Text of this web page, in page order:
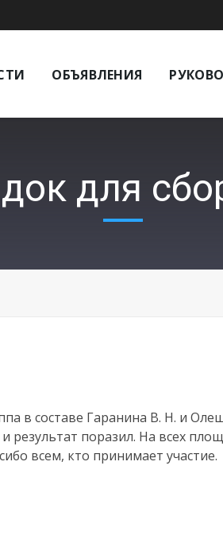
ОБЪЯВЛЕНИЯ
для
в составе Гаранина В. Н. и
результат поразил. На всех
всем, кто принимает участие.